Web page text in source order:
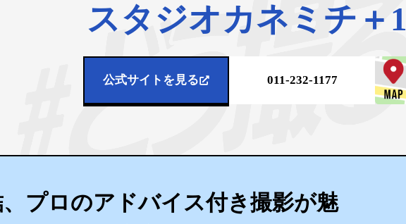
スタジオカネミチ＋1
公式サイトを見る 011-232-1177
プロのアドバイス付き撮影が魅